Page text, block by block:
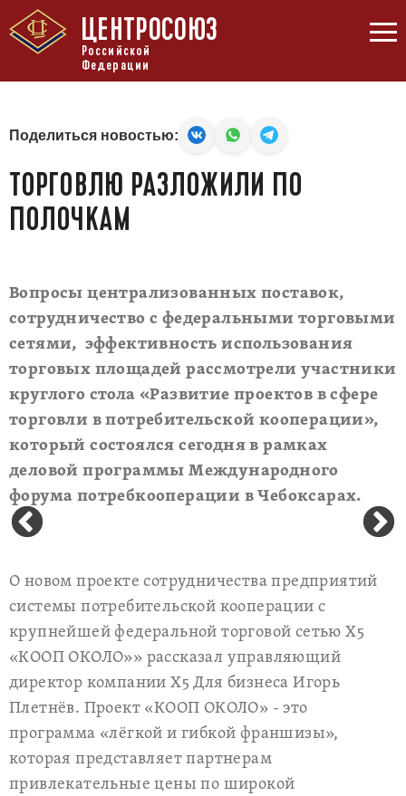
ЦЕНТРОСОЮЗ
Российской
Федерации
Поделиться новостью:
ТОРГОВЛЮ РАЗЛОЖИЛИ ПО
ПОЛОЧКАМ
Вопросы централизованных поставок,
сотрудничество с федеральными торговыми
сетями, эффективность использования
торговых площадей рассмотрели участники
круглого стола «Развитие проектов в сфере
торговли в потребительской кооперации»,
который состоялся сегодня в рамках
деловой программы Международного
форума потребкооперации в Чебоксарах.
О новом проекте сотрудничества предприятий
системы потребительской кооперации с
крупнейшей федеральной торговой сетью Х5
«КООП ОКОЛО»» рассказал управляющий
директор компании Х5 Для бизнеса Игорь
Плетнёв. Проект «КООП ОКОЛО» - это
программа «лёгкой и гибкой франшизы»,
которая представляет партнерам
привлекательные цены по широкой